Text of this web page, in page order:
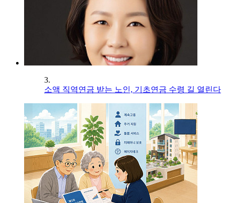
3.
소액 직역연금 받는 노인, 기초연금 수령 길 열린다